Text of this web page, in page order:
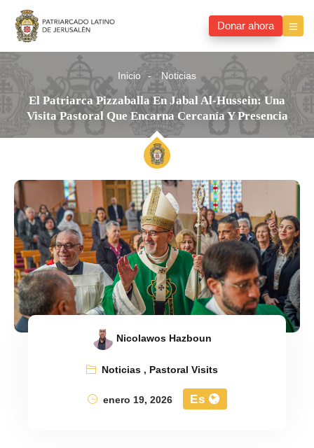
Donar ahora
Inicio Noticias
El Patriarca Pizzaballa En Jabal Al-Hussein: Una
Visita Pastoral Que Encarna Cercanía Y Presencia
Nicolawos Hazboun
Noticias, Pastoral Visits
enero 19, 2026
Es